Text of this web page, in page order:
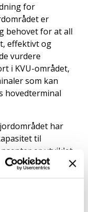
for
er
behovet for at all
effektivt og
vurdere
i KVU-området,
som kan
hovedterminal
har
til
er utviklet
hvor mer av de
er vurdert.